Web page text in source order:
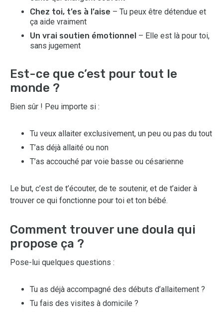
Chez toi, t’es à l’aise – Tu peux être détendue et
ça aide vraiment
Un vrai soutien émotionnel – Elle est là pour toi,
sans jugement
Est-ce que c’est pour tout le
monde ?
Bien sûr ! Peu importe si :
Tu veux allaiter exclusivement, un peu ou pas du tout
T’as déjà allaité ou non
T’as accouché par voie basse ou césarienne
Le but, c’est de t’écouter, de te soutenir, et de t’aider à
trouver ce qui fonctionne pour toi et ton bébé.
Comment trouver une doula qui
propose ça ?
Pose-lui quelques questions :
Tu as déjà accompagné des débuts d’allaitement ?
Tu fais des visites à domicile ?